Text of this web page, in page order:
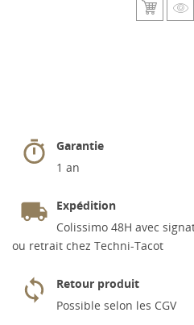
Garantie
1 an
Expédition
Colissimo 48H avec
ou retrait chez Techni-Tacot
Retour produit
Possible selon les CGV